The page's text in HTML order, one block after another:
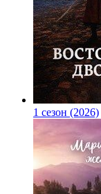
1 сезон (2026)